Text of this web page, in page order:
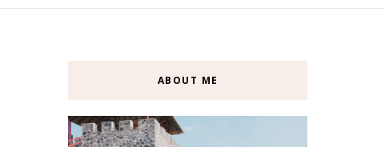
ABOUT ME